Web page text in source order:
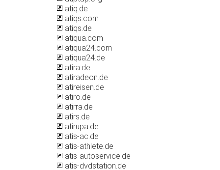
atiq.de
atiqs.com
atiqs.de
atiqua.com
atiqua24.com
atiqua24.de
atira.de
atiradeon.de
atireisen.de
atiro.de
atirra.de
atirs.de
atirupa.de
atis-ac.de
atis-athlete.de
atis-autoservice.de
atis-dvdstation.de